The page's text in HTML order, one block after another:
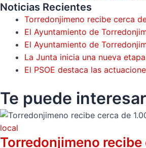
Noticias Recientes
Torredonjimeno recibe cerca
El Ayuntamiento de
El Ayuntamiento de
La Junta inicia una nueva
El PSOE destaca las
Te puede interesar
local
Torredonjimeno